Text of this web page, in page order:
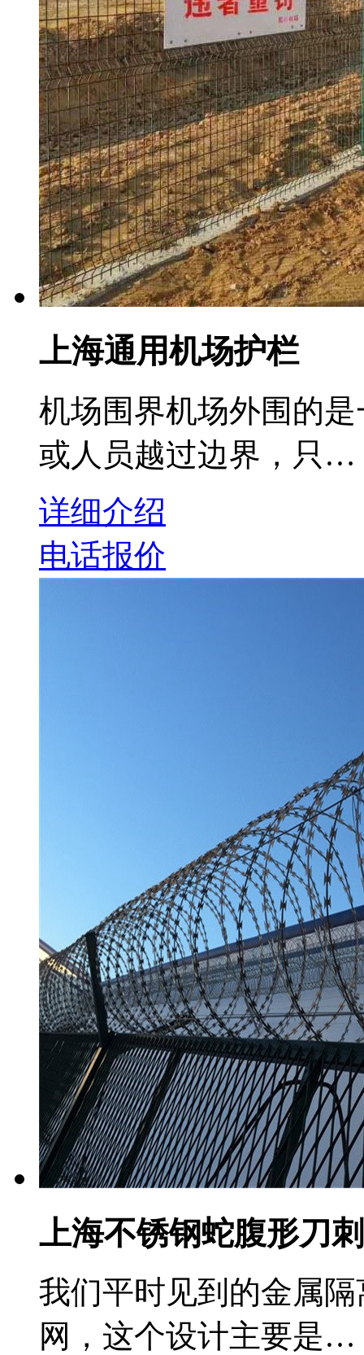
上海通用机场护栏
机场围界机场外围的
或人员越过边界，只…
详细介绍
电话报价
上海不锈钢蛇腹形刀
我们平时见到的金属
网，这个设计主要是…